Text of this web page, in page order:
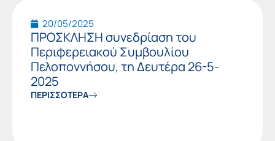
20/05/2025
ΠΡΟΣΚΛΗΣΗ συνεδρίαση του
Περιφερειακού Συμβουλίου
Πελοποννήσου, τη Δευτέρα 26-5-
2025
ΠΕΡΙΣΣΟΤΕΡΑ